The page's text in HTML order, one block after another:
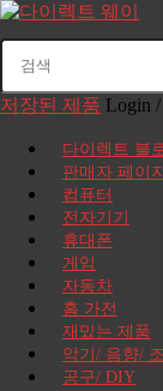
저장된 제품 Login /
다이렉트 블
판매자 페이
컴퓨터
전자기기
휴대폰
게임
자동차
홈 가전
재밌는 제품
악기/ 음향/
공구/ DIY